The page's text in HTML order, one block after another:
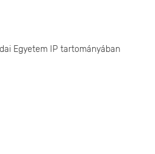
Egyetem IP tartományában